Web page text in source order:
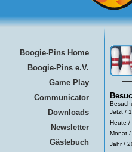
Boogie-Pins Home
Boogie-Pins e.V.
Game Play
Communicator
Downloads
Newsletter
Gästebuch
Jetzt /
Heute /
Monat
Jahr /